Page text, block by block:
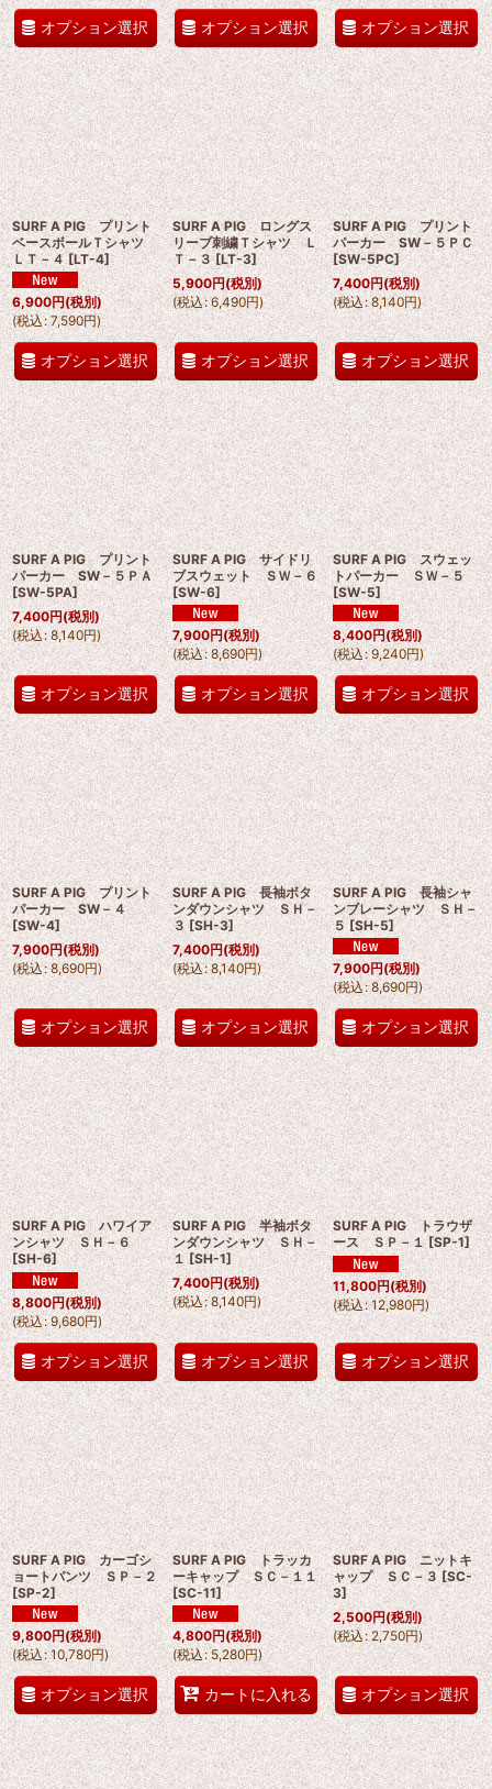
オプション選択 オプション選択 オプション選択
SURF A PIG プリント
ベースボールＴシャツ
ＬＴ－４ [LT-4]
6,900円(税別)
(税込: 7,590円)
オプション選択
SURF A PIG ロングス
リーブ刺繍Ｔシャツ Ｌ
Ｔ－３ [LT-3]
5,900円(税別)
(税込: 6,490円)
オプション選択
SURF A PIG プリント
パーカー SW－５ＰＣ
[SW-5PC]
7,400円(税別)
(税込: 8,140円)
オプション選択
SURF A PIG プリント
パーカー SW－５ＰＡ
[SW-5PA]
7,400円(税別)
(税込: 8,140円)
オプション選択
SURF A PIG サイドリ
ブスウェット ＳＷ－６
[SW-6]
7,900円(税別)
(税込: 8,690円)
オプション選択
SURF A PIG スウェッ
トパーカー ＳＷ－５
[SW-5]
8,400円(税別)
(税込: 9,240円)
オプション選択
SURF A PIG プリント
パーカー SW－４
[SW-4]
7,900円(税別)
(税込: 8,690円)
オプション選択
SURF A PIG 長袖ボタ
ンダウンシャツ ＳＨ－
３ [SH-3]
7,400円(税別)
(税込: 8,140円)
オプション選択
SURF A PIG 長袖シャ
ンブレーシャツ ＳＨ－
５ [SH-5]
7,900円(税別)
(税込: 8,690円)
オプション選択
SURF A PIG ハワイア
ンシャツ ＳＨ－６
[SH-6]
8,800円(税別)
(税込: 9,680円)
オプション選択
SURF A PIG 半袖ボタ
ンダウンシャツ ＳＨ－
１ [SH-1]
7,400円(税別)
(税込: 8,140円)
オプション選択
SURF A PIG トラウザ
ース ＳＰ－１ [SP-1]
11,800円(税別)
(税込: 12,980円)
オプション選択
SURF A PIG カーゴシ
ョートパンツ ＳＰ－２
[SP-2]
9,800円(税別)
(税込: 10,780円)
オプション選択
SURF A PIG トラッカ
ーキャップ ＳＣ－１１
[SC-11]
4,800円(税別)
(税込: 5,280円)
カートに入れる
SURF A PIG ニットキ
ャップ ＳＣ－３ [SC-
3]
2,500円(税別)
(税込 : 2,750円)
オプション選択